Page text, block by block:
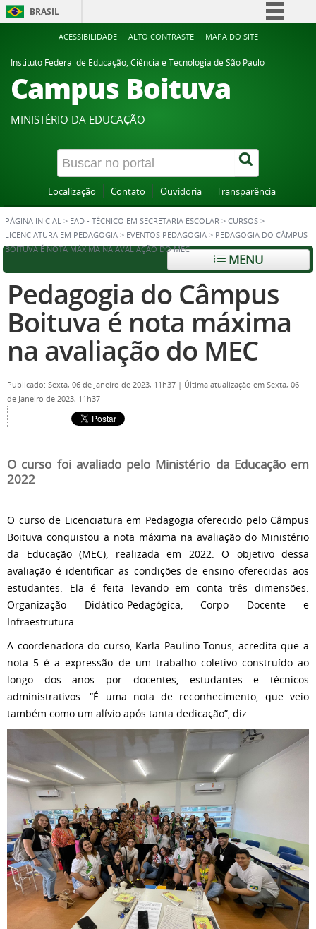
BRASIL
Simplifique!
Comunica BR
Acesso à informação
Canais
ACESSIBILIDADE ALTO CONTRASTE MAPA DO SITE
Instituto Federal de Educação, Ciência e Tecnologia de São Paulo
Campus Boituva
MINISTÉRIO DA EDUCAÇÃO
Localização Contato Ouvidoria Transparência
PÁGINA INICIAL > EAD - TÉCNICO EM SECRETARIA ESCOLAR > CURSOS >
LICENCIATURA EM PEDAGOGIA > EVENTOS PEDAGOGIA > PEDAGOGIA DO CÂMPUS
BOITUVA É NOTA MÁXIMA NA AVALIAÇÃO DO MEC
MENU
Pedagogia do Câmpus
Boituva é nota máxima
na avaliação do MEC
Publicado: Sexta, 06 de Janeiro de 2023, 11h37 | Última atualização em Sexta, 06
de Janeiro de 2023, 11h37
O curso foi avaliado pelo Ministério da Educação em
2022
O curso de Licenciatura em Pedagogia oferecido pelo Câmpus
Boituva conquistou a nota máxima na avaliação do Ministério
da Educação (MEC), realizada em 2022. O objetivo dessa
avaliação é identificar as condições de ensino oferecidas aos
estudantes. Ela é feita levando em conta três dimensões:
Organização Didático-Pedagógica, Corpo Docente e
Infraestrutura.
A coordenadora do curso, Karla Paulino Tonus, acredita que a
nota 5 é a expressão de um trabalho coletivo construído ao
longo dos anos por docentes, estudantes e técnicos
administrativos. “É uma nota de reconhecimento, que veio
também como um alívio após tanta dedicação”, diz.